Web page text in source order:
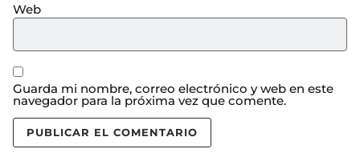
Web
Guarda mi nombre, correo electrónico y web en este
navegador para la próxima vez que comente.